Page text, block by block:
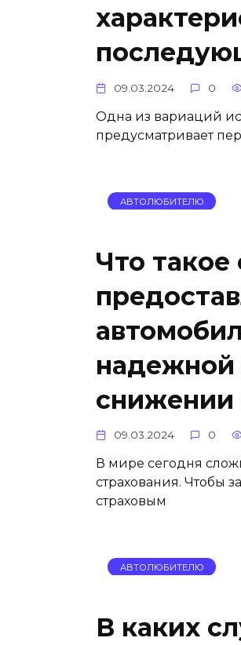
09.03.2024 0
Одна из вариаций
предусматривает
АВТОЛЮБИТЕЛЮ
Что
надежной
снижении
09.03.2024 0
В мире сегодня
страхования. Чтобы
страховым
АВТОЛЮБИТЕЛЮ
В каких